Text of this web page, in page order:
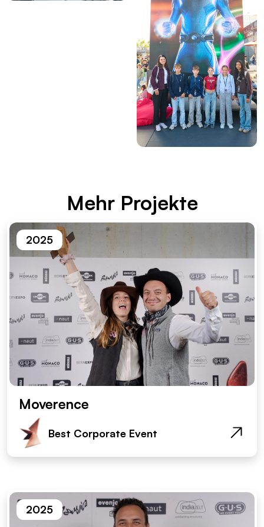
Mehr Pro­jek­te
2025
Moverence
Best Corporate Event
2025